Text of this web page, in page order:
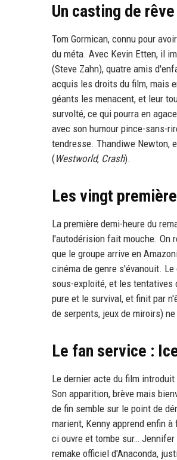
Un casting de
Tom Gormican, connu pour
du méta. Avec Kevin Etten, il
(Steve Zahn), quatre amis
acquis les droits du film, mais
géants les menacent, et leur
survolté, ce qui pourra en
avec son humour pince-sans-
tendresse. Thandiwe Newton,
(Westworld, Crash).
Les vingt
La première demi-heure du
l'autodérision fait mouche. On
que le groupe arrive en
cinéma de genre s'évanouit.
sous-exploité, et les tentatives
pure et le survival, et finit par
de serpents, jeux de miroirs)
Le fan service :
Le dernier acte du film
Son apparition, brève mais
de fin semble sur le point de
marient, Kenny apprend enfin
ci ouvre et tombe sur…
remake officiel d'Anaconda,